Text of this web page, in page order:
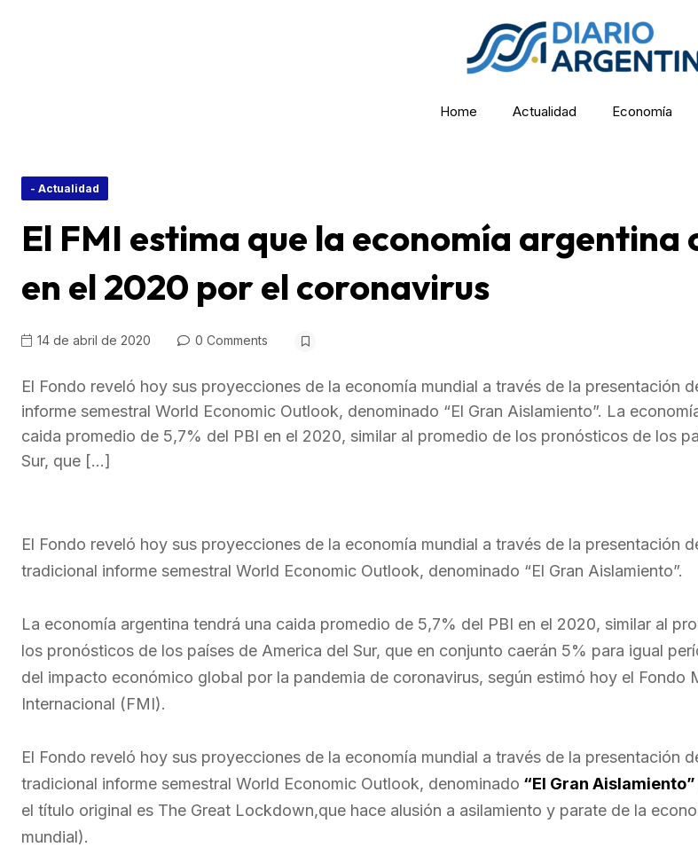
Home Actualidad Economía
- Actualidad
El FMI estima que la economía argentina
en el 2020 por el coronavirus
14 de abril de 2020 0 Comments
El Fondo reveló hoy sus proyecciones de la economía mundial a través de la presentación
informe semestral World Economic Outlook, denominado “El Gran Aislamiento”. La
caida promedio de 5,7% del PBI en el 2020, similar al promedio de los pronósticos de los
Sur, que […]
El Fondo reveló hoy sus proyecciones de la economía mundial a través de la presentación
tradicional informe semestral World Economic Outlook, denominado “El Gran Aislamiento”.
La economía argentina tendrá una caida promedio de 5,7% del PBI en el 2020, similar al
los pronósticos de los países de America del Sur, que en conjunto caerán 5% para igual
del impacto económico global por la pandemia de coronavirus, según estimó hoy el Fondo
Internacional (FMI).
El Fondo reveló hoy sus proyecciones de la economía mundial a través de la presentación
tradicional informe semestral World Economic Outlook, denominado “El Gran Aislamiento”
el título original es The Great Lockdown,que hace alusión a asilamiento y parate de la
mundial).